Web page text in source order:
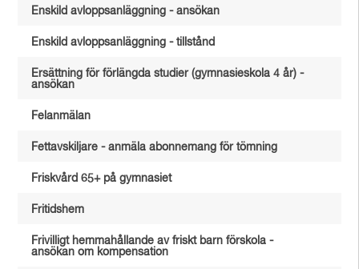
Enskild avloppsanläggning - ansökan
Enskild avloppsanläggning - tillstånd
Ersättning för förlängda studier (gymnasieskola 4 år) -
ansökan
Felanmälan
Fettavskiljare - anmäla abonnemang för tömning
Friskvård 65+ på gymnasiet
Fritidshem
Frivilligt hemmahållande av friskt barn förskola -
ansökan om kompensation